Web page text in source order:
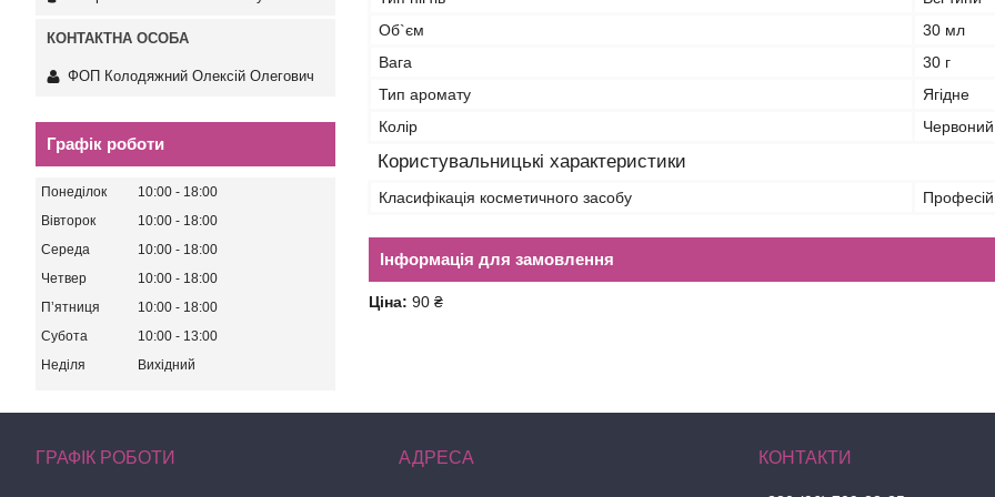
Об`єм
30 мл
Вага
30 г
Тип аромату
Ягідне
Колір
Червоний
Користувальницькі характеристики
Класифікація косметичного засобу
Інформація для замовлення
Ціна: 90 ₴
ФОП Колодяжний Олексій Олегович
Графік роботи
Понеділок 10:00
18:00
Вівторок
10:00
18:00
Середа
10:00
18:00
Четвер
10:00
18:00
Пʼятниця
10:00
18:00
Субота
10:00
13:00
Неділя
Вихідний
ГРАФІК РОБОТИ